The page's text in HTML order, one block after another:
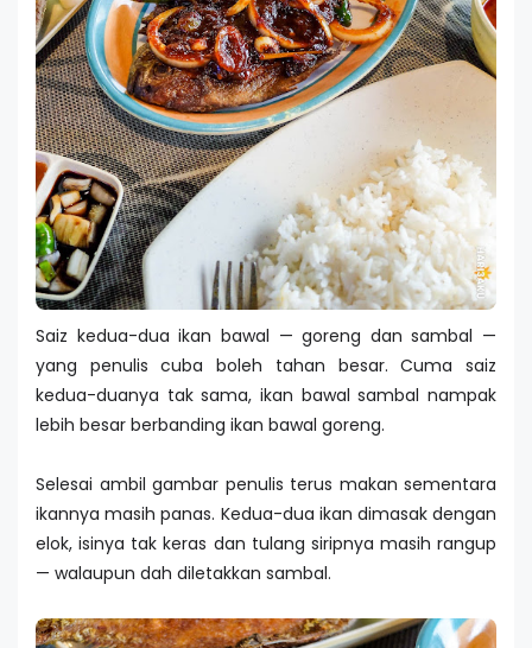
Saiz kedua-dua ikan bawal — goreng dan sambal —
yang penulis cuba boleh tahan besar. Cuma saiz
kedua-duanya tak sama, ikan bawal sambal nampak
lebih besar berbanding ikan bawal goreng.
Selesai ambil gambar penulis terus makan sementara
ikannya masih panas. Kedua-dua ikan dimasak dengan
elok, isinya tak keras dan tulang siripnya masih rangup
— walaupun dah diletakkan sambal.